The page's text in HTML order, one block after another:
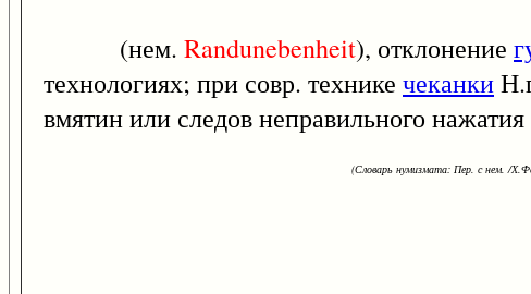
(нем. Randunebenheit), отклонение
технологиях; при совр. технике чеканки
вмятин или следов неправильного
(Словарь нумизмата: Пер. с нем. /